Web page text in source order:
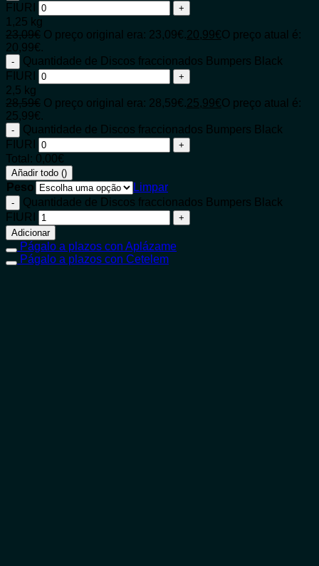
FIURI
1,25 kg
23,09€ O preço original era: 23,09€.20,99€O preço atual é:
20,99€.
Quantidade de Discos fraccionados Bumpers Black
FIURI
2,5 kg
28,59€ O preço original era: 28,59€.25,99€O preço atual é:
25,99€.
Quantidade de Discos fraccionados Bumpers Black
FIURI
Total: 0,00€
Añadir todo ()
Peso
Limpar
Quantidade de Discos fraccionados Bumpers Black
FIURI
Adicionar
Págalo a plazos con Aplázame
Págalo a plazos con Cetelem